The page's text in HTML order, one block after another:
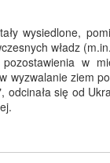
wysiedlone,
władz
w
wyzwalanie ziem
odcinała się od